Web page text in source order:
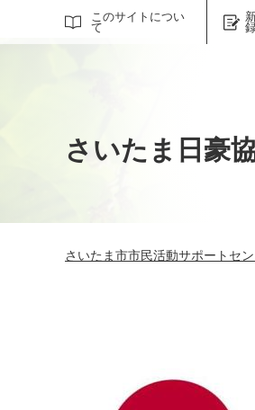
このサイトについ
て
サイト内検索
さいたま日豪
さいたま市市民活動サポートセ